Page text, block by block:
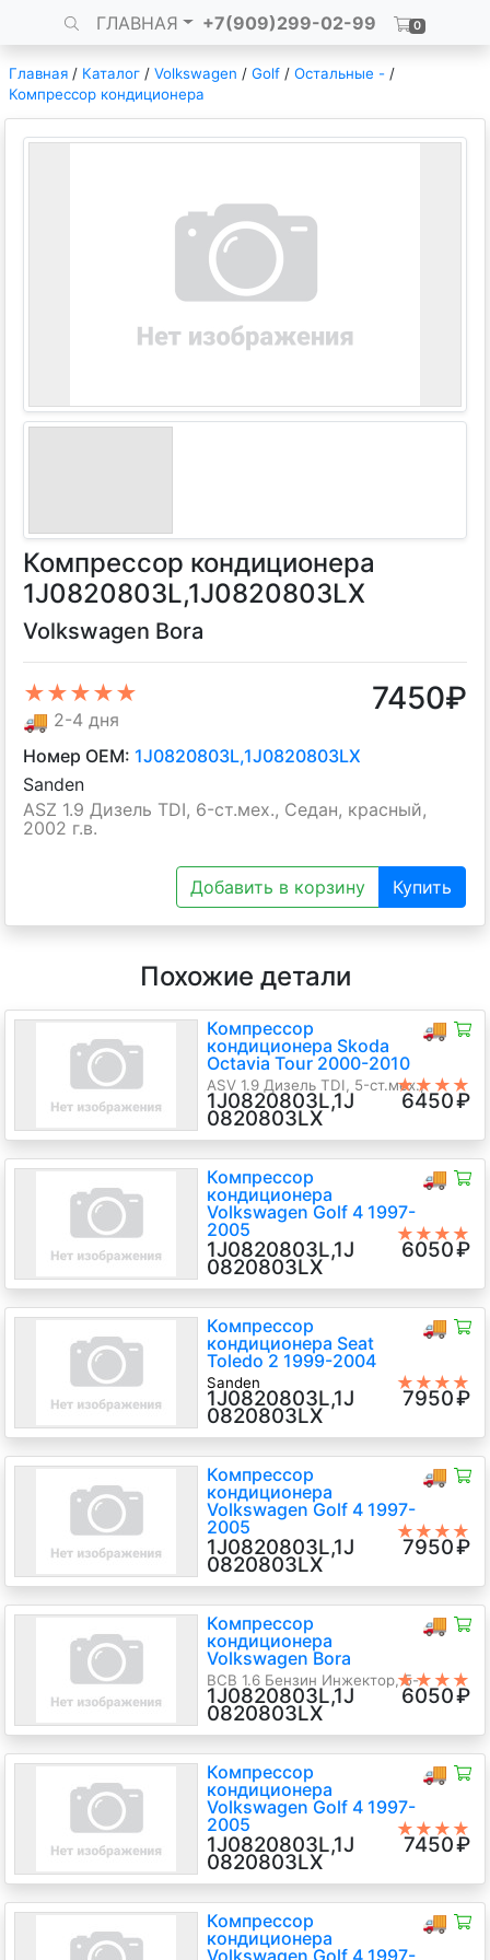
ГЛАВНАЯ +7(909)299-02-99 0
Главная / Каталог / Volkswagen / Golf / Остальные - /
Компрессор кондиционера
Компрессор кондиционера
1J0820803L,1J0820803LX
Volkswagen Bora
★★★★★
🚚 2-4 дня
7450₽
Номер OEM: 1J0820803L,1J0820803LX
Sanden
ASZ 1.9 Дизель TDI, 6-ст.мех., Седан, красный,
2002 г.в.
Добавить в корзину Купить
Похожие детали
🚚
Компрессор
кондиционера Skoda
Octavia Tour 2000-2010
ASV 1.9 Дизель TDI, 5-ст.мех.,
Универсал, серебристый, 2005 г.в.
★★★★
★
1J0820803L,1J
0820803LX
6450₽
🚚
Компрессор
кондиционера
Volkswagen Golf 4 1997-
2005
ZEXEL
AZJ 2 Бензин Инжектор, 5-ст.мех.,
Хэтчбэк 5 дв., серебристый, 2001
★★★★
★
1J0820803L,1J
0820803LX
6050₽
🚚
Компрессор
кондиционера Seat
Toledo 2 1999-2004
Sanden
APG 1.8 Бензин Инжектор, 5-
ст.мех., Седан, красный, 2004 г.в.
★★★★
★
1J0820803L,1J
0820803LX
7950₽
🚚
Компрессор
кондиционера
Volkswagen Golf 4 1997-
2005
Sanden
ATD 1.9 Дизель TDI, автомат,
Хэтчбэк 5 дв., черный, 2003 г.в.
★★★★
★
1J0820803L,1J
0820803LX
7950₽
🚚
Компрессор
кондиционера
Volkswagen Bora
BCB 1.6 Бензин Инжектор, 5-
ст.мех., Седан, серебристый, 2004
г.в.
★★★★
★
1J0820803L,1J
0820803LX
6050₽
🚚
Компрессор
кондиционера
Volkswagen Golf 4 1997-
2005
Не известен
BCB 1.6 Бензин Инжектор, 5-
ст.мех., Хэтчбэк 5 дв., серебристый,
★★★★
★
1J0820803L,1J
0820803LX
7450₽
🚚
Компрессор
кондиционера
Volkswagen Golf 4 1997-